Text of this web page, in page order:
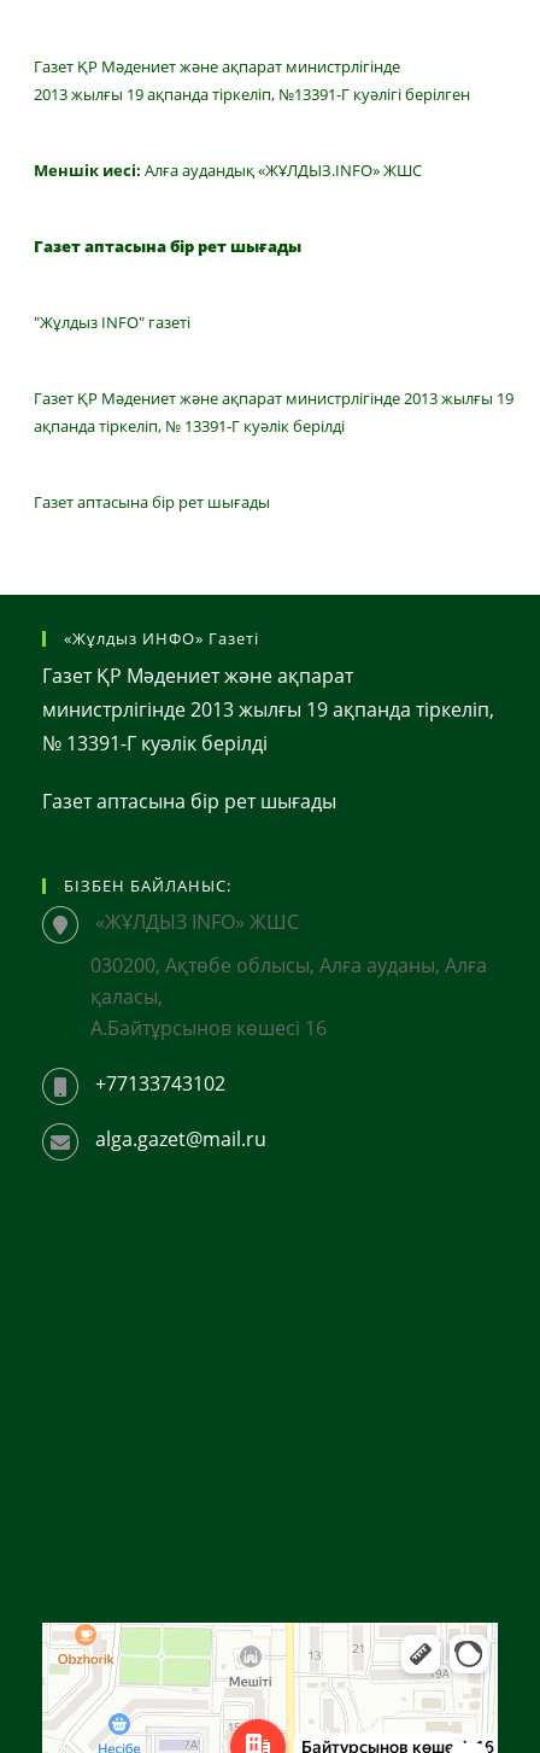
Газет ҚР Мәдениет және ақпарат министрлігінде
2013 жылғы 19 ақпанда тіркеліп, №13391-Г куәлігі берілген
Меншік иесі: Алға аудандық «ЖҰЛДЫЗ.INFO» ЖШС
Газет аптасына бір рет шығады
"Жұлдыз INFO" газеті
Газет ҚР Мәдениет және ақпарат министрлігінде 2013 жылғы 19
ақпанда тіркеліп, № 13391-Г куәлік берілді
Газет аптасына бір рет шығады
«Жұлдыз ИНФО» Газеті
Газет ҚР Мәдениет және ақпарат
министрлігінде 2013 жылғы 19 ақпанда тіркеліп,
№ 13391-Г куәлік берілді
Газет аптасына бір рет шығады
БІЗБЕН БАЙЛАНЫС:
«ЖҰЛДЫЗ INFO» ЖШС
030200, Ақтөбе облысы, Алға ауданы, Алға
қаласы,
А.Байтұрсынов көшесі 16
+77133743102
alga.gazet@mail.ru
Яндекс Карталар — көлік, навигация, орындарды іздеу